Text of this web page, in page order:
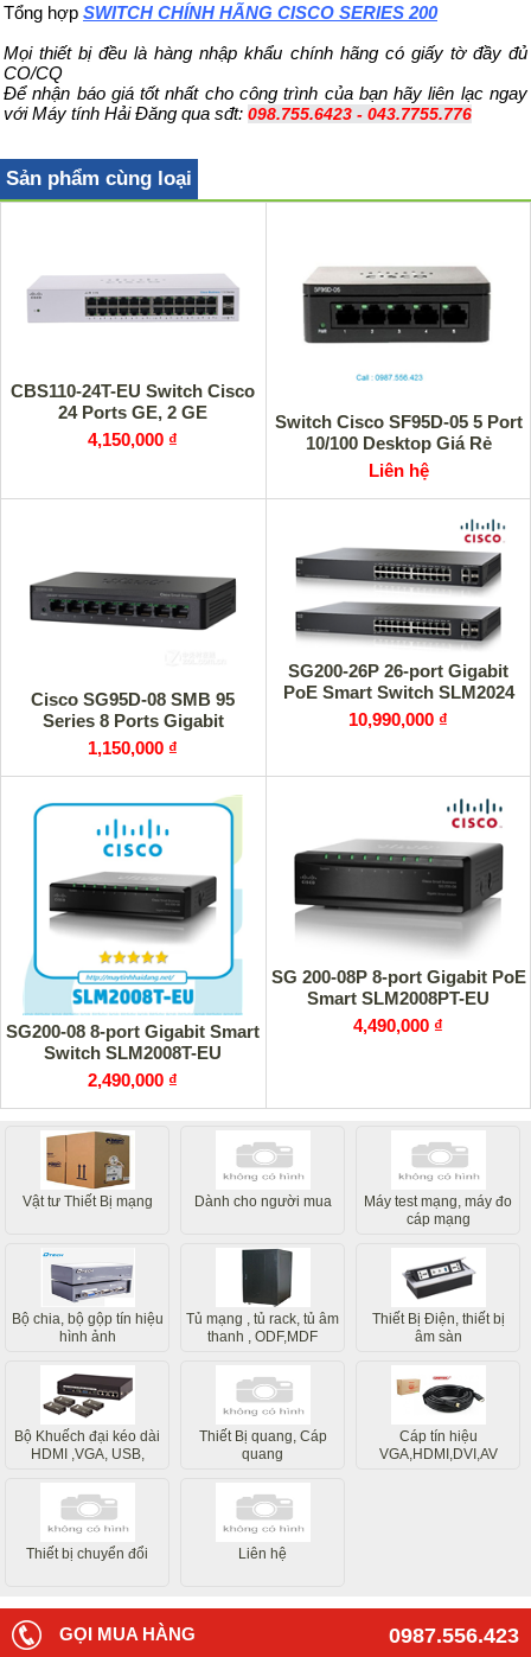
Tổng hợp SWITCH CHÍNH HÃNG CISCO SERIES 200
Mọi thiết bị đều là hàng nhập khẩu chính hãng có giấy tờ đầy đủ
CO/CQ
Để nhận báo giá tốt nhất cho công trình của bạn hãy liên lạc ngay
với Máy tính Hải Đăng qua sđt: 098.755.6423 - 043.7755.776
Sản phẩm cùng loại
CBS110-24T-EU Switch Cisco
24 Ports GE, 2 GE
4,150,000 ₫
Switch Cisco SF95D-05 5 Port
10/100 Desktop Giá Rẻ
Liên hệ
Cisco SG95D-08 SMB 95
Series 8 Ports Gigabit
1,150,000 ₫
SG200-26P 26-port Gigabit
PoE Smart Switch SLM2024
10,990,000 ₫
SG200-08 8-port Gigabit Smart
Switch SLM2008T-EU
2,490,000 ₫
SG 200-08P 8-port Gigabit PoE
Smart SLM2008PT-EU
4,490,000 ₫
Vật tư Thiết Bị mạng Dành cho người mua
Máy test mạng, máy đo
cáp mạng
Bộ chia, bộ gộp tín hiệu
hình ảnh
Tủ mạng , tủ rack, tủ âm
thanh , ODF,MDF
Thiết Bị Điện, thiết bị
âm sàn
Bộ Khuếch đại kéo dài
HDMI ,VGA, USB,
Thiết Bị quang, Cáp
quang
Cáp tín hiệu
VGA,HDMI,DVI,AV
Thiết bị chuyển đổi Liên hệ
0987.556.423
GỌI MUA HÀNG